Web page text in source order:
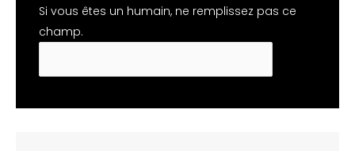
Si vous êtes un humain, ne remplissez pas ce
champ.